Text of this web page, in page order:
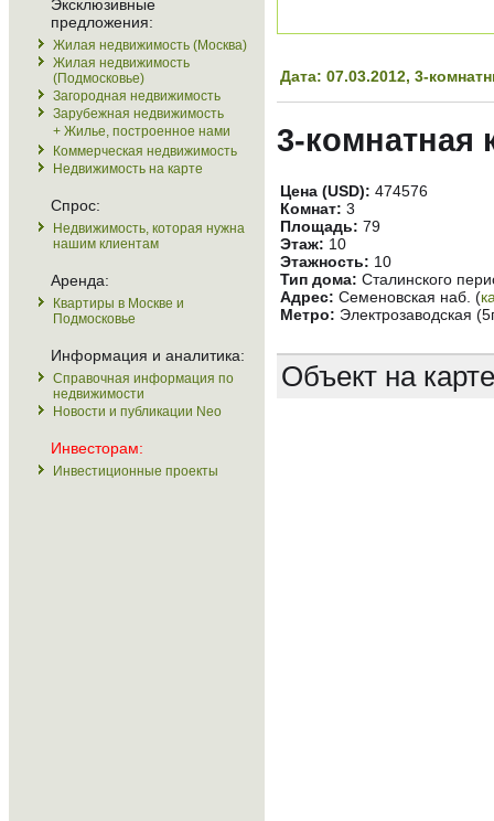
Эксклюзивные
предложения:
Жилая недвижимость (Москва)
Жилая недвижимость
(Подмосковье)
Загородная недвижимость
Зарубежная недвижимость
+ Жилье, построенное нами
Коммерческая недвижимость
Недвижимость на карте
Спрос:
Недвижимость, которая нужна
нашим клиентам
Аренда:
Квартиры в Москве и
Подмосковье
Информация и аналитика:
Справочная информация по
недвижимости
Новости и публикации Neo
Инвесторам:
Инвестиционные проекты
Дата: 07.03.2012, 3-
3-комнатная
Цена (USD): 474576
Комнат: 3
Площадь: 79
Этаж: 10
Этажность: 10
Тип дома: Сталинского
Адрес: Семеновская наб. (
Метро: Электрозаводская
Объект на карте